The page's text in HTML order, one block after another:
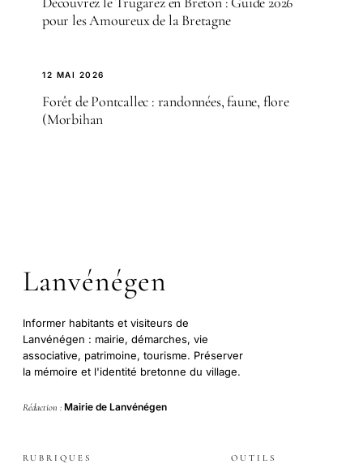
pour les Amoureux de la Bretagne
12 MAI 2026
Forêt de Pontcallec : randonnées, faune, flore
(Morbihan
Lanvénégen
Informer habitants et visiteurs de
Lanvénégen : mairie, démarches, vie
associative, patrimoine, tourisme. Préserver
la mémoire et l'identité bretonne du village.
Rédaction : Mairie de Lanvénégen
RUBRIQUES OUTILS